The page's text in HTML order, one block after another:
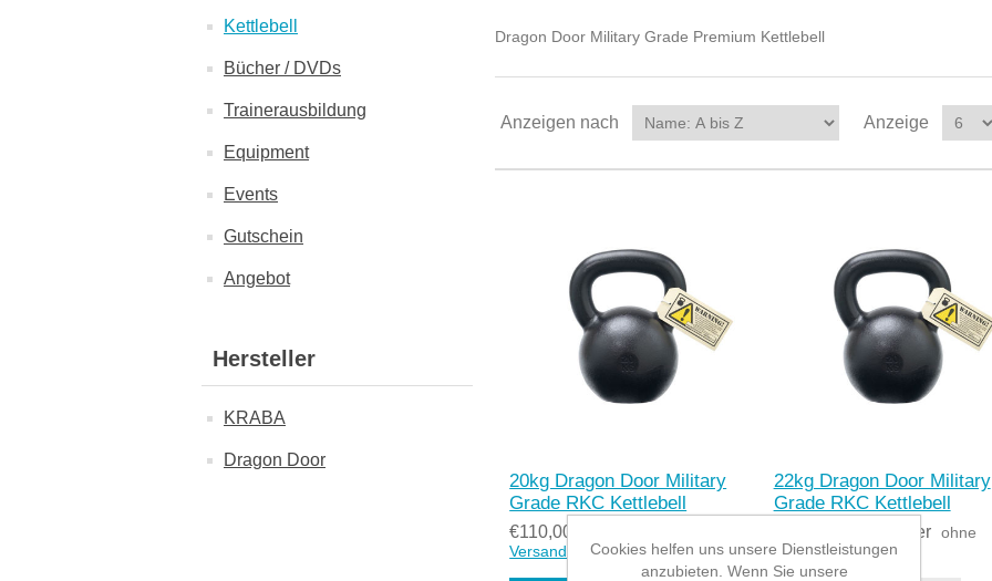
Kettlebell
Bücher / DVDs
Trainerausbildung
Equipment
Events
Gutschein
Angebot
Hersteller
KRABA
Dragon Door
Dragon Door Military Grade Premium Kettlebell
Anzeigen nach Anzeige
20kg Dragon Door Military
Grade RKC Kettlebell
€110,00 inkl. Steuer
Versand
22kg Dragon Door Military
Grade RKC Kettlebell
€121,00 inkl. Steuer ohne
Versand
Cookies helfen uns unsere Dienstleistungen
anzubieten. Wenn Sie unsere